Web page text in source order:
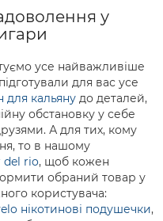
у
усе найважливіше
для вас усе
для кальяну до деталей,
обстановку у себе
А для тих, кому
то в нашому
del rio, щоб кожен
обраний товар у
користувача:
нікотинові подушечки,